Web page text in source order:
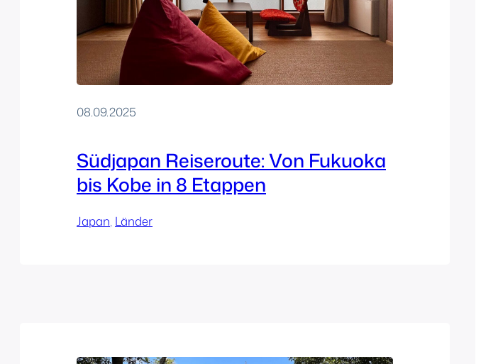
08.09.2025
Südjapan Reiseroute: Von Fukuoka
bis Kobe in 8 Etappen
Japan, Länder